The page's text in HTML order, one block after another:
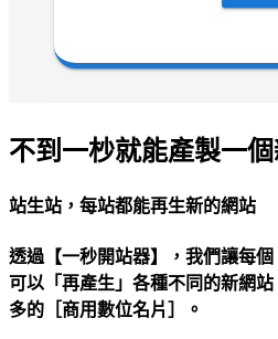
不到一杪就能產製一
站生站，每站都能再生新的網站
透過【一秒開站器】，我們讓每
可以「再產生」各種不同的新網
多的［商用數位名片］。